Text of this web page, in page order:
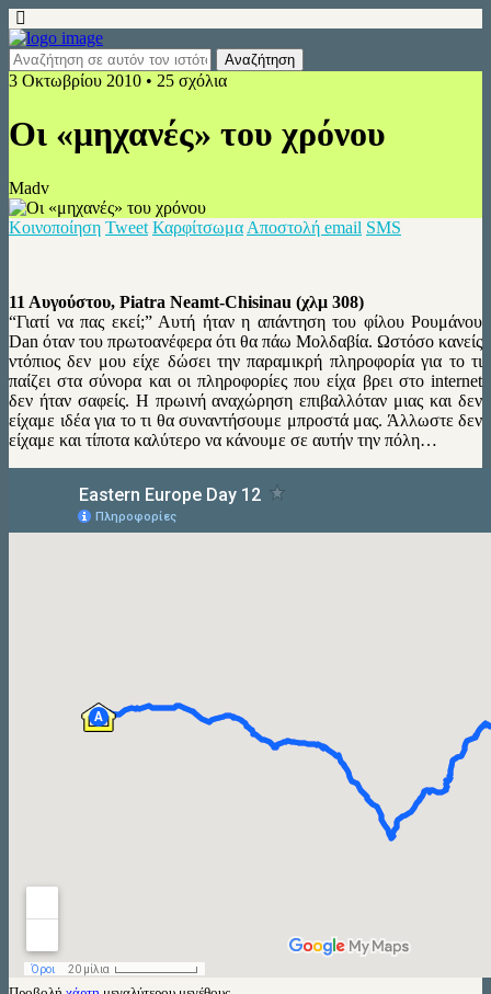
3 Οκτωβρίου 2010 • 25 σχόλια
Οι «μηχανές» του χρόνου
Madv
Κοινοποίηση Tweet Καρφίτσωμα Αποστολή email SMS
11 Αυγούστου, Piatra Neamt-Chisinau (χλμ 308)
“Γιατί να πας εκεί;” Αυτή ήταν η απάντηση του φίλου Ρουμάνου
Dan όταν του πρωτοανέφερα ότι θα πάω Μολδαβία. Ωστόσο κανείς
ντόπιος δεν μου είχε δώσει την παραμικρή πληροφορία για το τι
παίζει στα σύνορα και οι πληροφορίες που είχα βρει στο internet
δεν ήταν σαφείς. Η πρωινή αναχώρηση επιβαλλόταν μιας και δεν
είχαμε ιδέα για το τι θα συναντήσουμε μπροστά μας. Άλλωστε δεν
είχαμε και τίποτα καλύτερο να κάνουμε σε αυτήν την πόλη…